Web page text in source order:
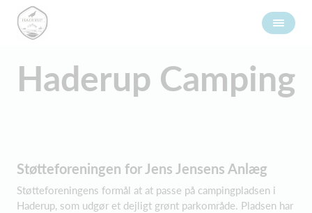
Haderup Camping
Støtteforeningen for Jens Jensens Anlæg
Støtteforeningens formål at at passe på campingpladsen i
Haderup, som udgør et dejligt grønt parkområde. Pladsen har